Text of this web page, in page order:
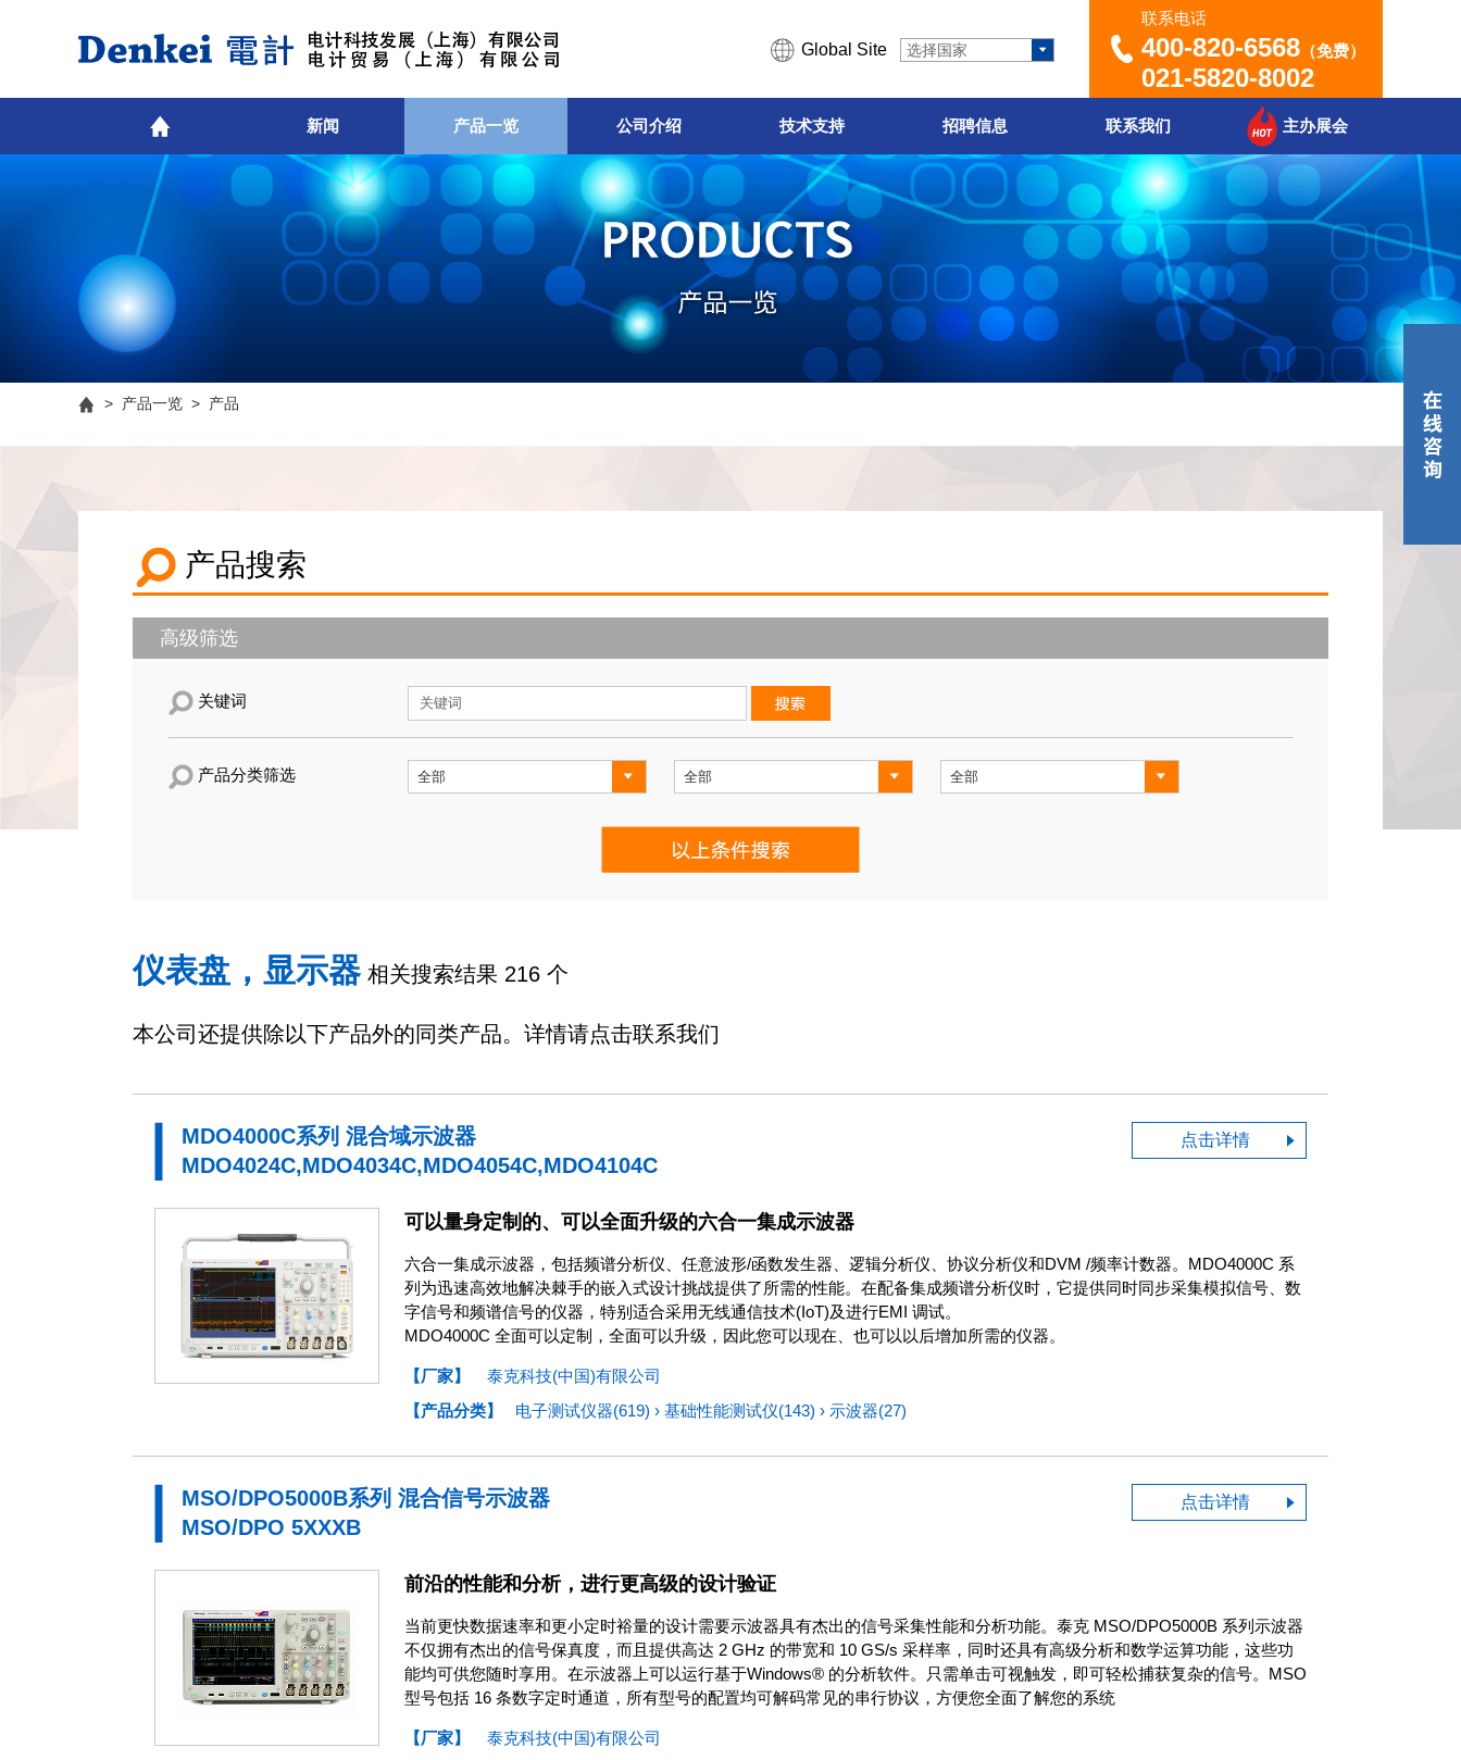
Global Site 选择国家
联系电话
400-820-6568 （免费）
021-5820-8002
新闻 产品一览 公司介绍 技术支持 招聘信息 联系我们 主办展会
> 产品一览 > 产品
产品搜索
高级筛选
关键词
产品分类筛选
仪表盘，显示器相关搜索结果 216 个
本公司还提供除以下产品外的同类产品。详情请点击联系我们
MDO4000C系列 混合域示波器
MDO4024C,MDO4034C,MDO4054C,MDO4104C
点击详情
可以量身定制的、可以全面升级的六合一集成示波器
六合一集成示波器，包括频谱分析仪、任意波形/函数发生器、逻辑分析仪、协议分析仪和DVM /频率计数器。MDO4000C 系
列为迅速高效地解决棘手的嵌入式设计挑战提供了所需的性能。在配备集成频谱分析仪时，它提供同时同步采集模拟信号、数
字信号和频谱信号的仪器，特别适合采用无线通信技术(IoT)及进行EMI 调试。
MDO4000C 全面可以定制，全面可以升级，因此您可以现在、也可以以后增加所需的仪器。
【厂家】
泰克科技(中国)有限公司
【产品分类】
电子测试仪器(619) › 基础性能测试仪(143) › 示波器(27)
MSO/DPO5000B系列 混合信号示波器
MSO/DPO 5XXXB
点击详情
前沿的性能和分析，进行更高级的设计验证
当前更快数据速率和更小定时裕量的设计需要示波器具有杰出的信号采集性能和分析功能。泰克 MSO/DPO5000B 系列示波器
不仅拥有杰出的信号保真度，而且提供高达 2 GHz 的带宽和 10 GS/s 采样率，同时还具有高级分析和数学运算功能，这些功
能均可供您随时享用。在示波器上可以运行基于Windows® 的分析软件。只需单击可视触发，即可轻松捕获复杂的信号。MSO
型号包括 16 条数字定时通道，所有型号的配置均可解码常见的串行协议，方便您全面了解您的系统
【厂家】
泰克科技(中国)有限公司